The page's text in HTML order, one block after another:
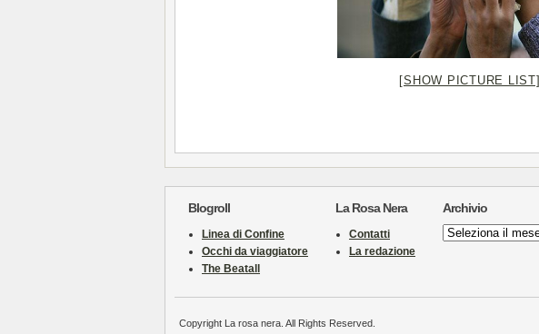
[SHOW PICTURE LIST]
Blogroll
Linea di Confine
Occhi da viaggiatore
The Beatall
La Rosa Nera
Contatti
La redazione
Archivio
Archivio
Copyright La rosa nera. All Rights Reserved.